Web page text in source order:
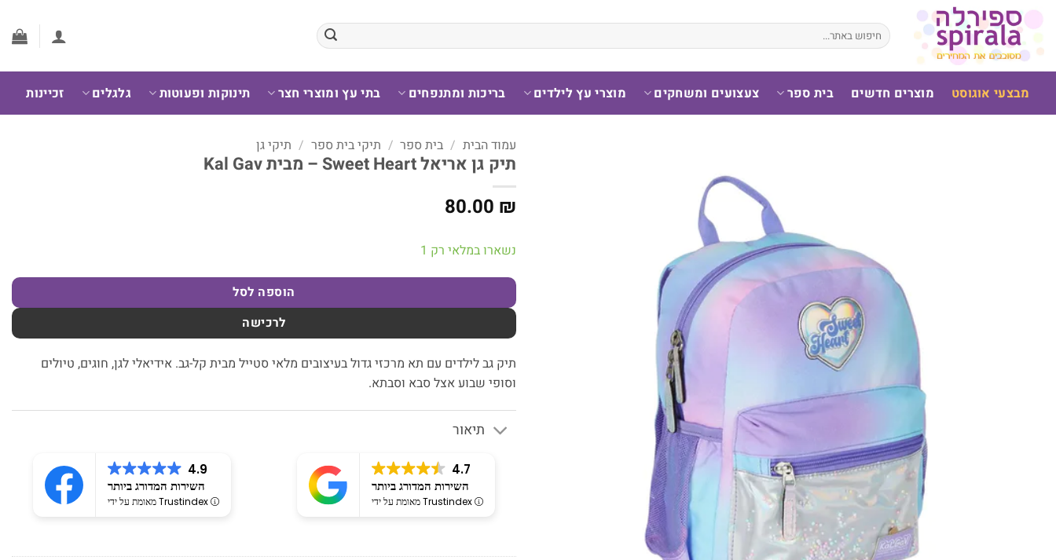
דלג
לתוכן
חיפוש
עבור:
מבצעי אוגוסט מוצרים חדשים בית ספר צעצועים ומשחקים מוצרי עץ לילדים בריכות ומתנפחים בתי עץ ומוצרי חצר תינוקות ופעוטות גלגלים זכיינות
עמוד הבית / בית ספר / תיקי בית ספר / תיקי גן
תיק גן אריאל Sweet Heart – מבית Kal Gav
80.00 ₪
נשארו במלאי רק 1
הוספה לסל
לרכישה
תיק גב לילדים עם תא מרכזי גדול בעיצובים מלאי סטייל מבית קל-גב. אידיאלי לגן, חוגים, טיולים
וסופי שבוע אצל סבא וסבתא.
תיאור
4.7
השירות המדורג ביותר
מאומת על ידי Trustindex
4.9
השירות המדורג ביותר
מאומת על ידי Trustindex